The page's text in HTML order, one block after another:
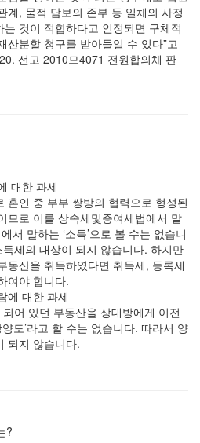
계, 물적 담보의 존부 등 일체의 사정
것이 적합하다고 인정되면 구체적
산분할 청구를 받아들일 수 있다”고
선고 2010므4071 전원합의체 판
대한 과세
혼인 중 부부 쌍방의 협력으로 형성된
므로 이를 상속세및증여세법에서 말
서 말하는 ‘소득’으로 볼 수는 없습니
세의 대상이 되지 않습니다. 하지만
동산을 취득하였다면 취득세, 등록세
여야 합니다.
에 대한 과세
어 있던 부동산을 상대방에게 이전
도’라고 할 수는 없습니다. 따라서 양
되지 않습니다.
?